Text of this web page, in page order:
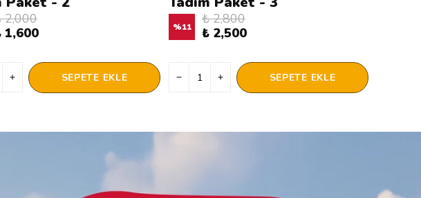
2,000
1,600
SEPETE EKLE
%11
₺ 2,800
₺ 2,500
SEPETE EKLE